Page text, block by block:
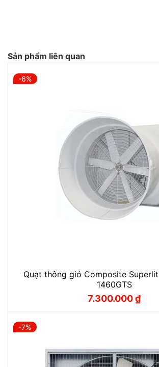
Sản phẩm liên quan
-6%
Quạt thông gió Composite
1460GTS
Giá
7.300.000₫
Giá
-7%